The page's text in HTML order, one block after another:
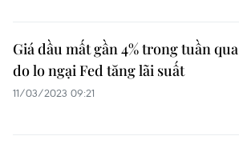
Giá dầu mất gần 4% trong tuần qua
do lo ngại Fed tăng lãi suất
11/03/2023 09:21